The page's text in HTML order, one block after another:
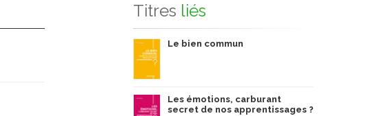
Titres liés
Le bien commun
Les émotions, carburant
secret de nos apprentissages ?